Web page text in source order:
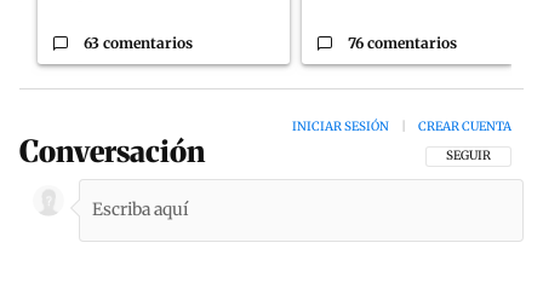
63 comentarios 76 comentarios
Conversación SIGA ESTA
SEGUIR
INICIAR SESIÓN CREAR CUENTA